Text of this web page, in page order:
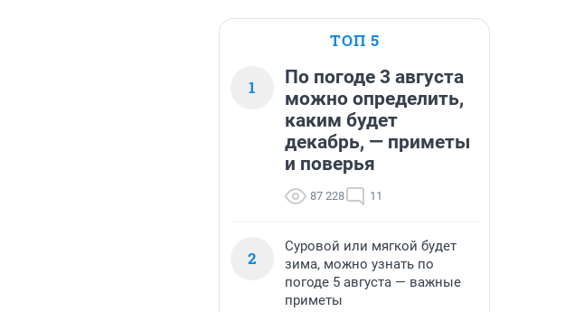
ТОП 5
1
По погоде 3 августа
можно определить,
каким будет
декабрь, — приметы
и поверья
87 228 11
2
Суровой или мягкой будет
зима, можно узнать по
погоде 5 августа — важные
приметы